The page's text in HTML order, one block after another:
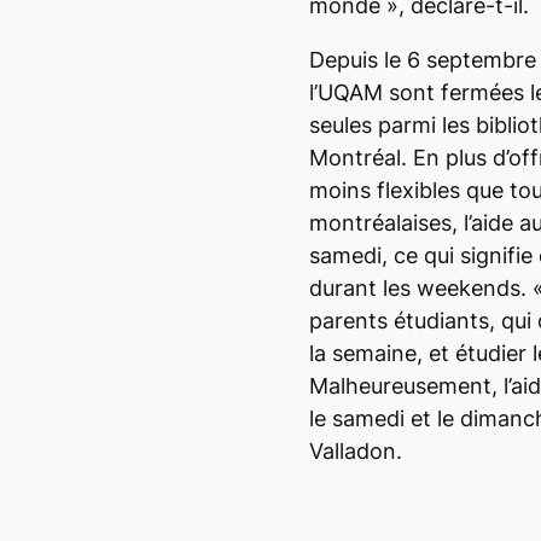
monde », déclare-t-il.
Depuis le 6
l’UQAM sont fermées
seules parmi les
Montréal. En plus
moins flexibles que
montréalaises, l’aide
samedi, ce qui signifie
durant les weekends.
parents étudiants, qui
la semaine, et étudier
Malheureusement,
le samedi et le
Valladon.